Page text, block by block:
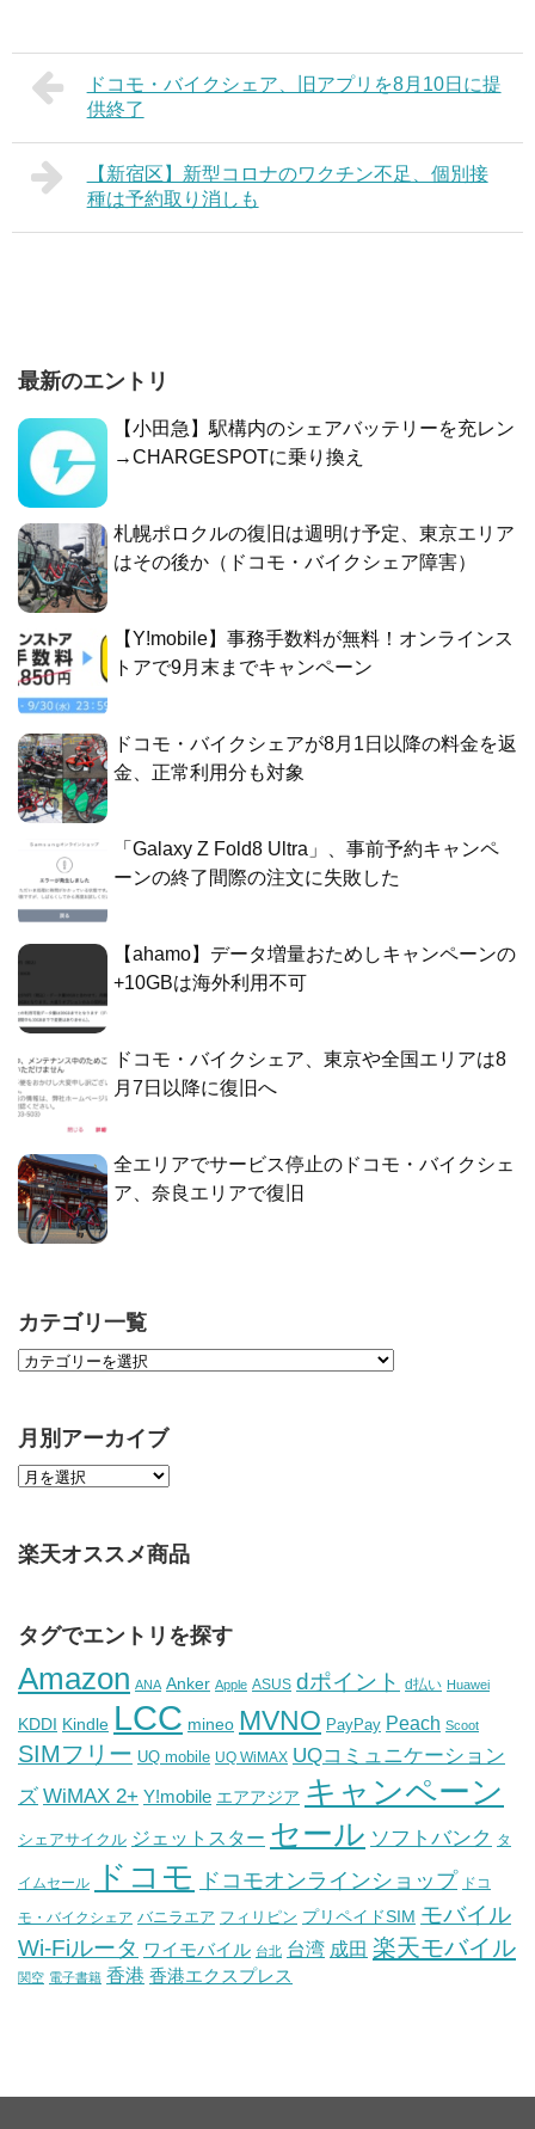
ドコモ・バイクシェア、旧アプリを8月10日に提
供終了
【新宿区】新型コロナのワクチン不足、個別接
種は予約取り消しも
最新のエントリ
【小田急】駅構内のシェアバッテリーを充レン
→CHARGESPOTに乗り換え
札幌ポロクルの復旧は週明け予定、東京エリア
はその後か（ドコモ・バイクシェア障害）
【Y!mobile】事務手数料が無料！オンラインス
トアで9月末までキャンペーン
ドコモ・バイクシェアが8月1日以降の料金を返
金、正常利用分も対象
「Galaxy Z Fold8 Ultra」、事前予約キャンペ
ーンの終了間際の注文に失敗した
【ahamo】データ増量おためしキャンペーンの
+10GBは海外利用不可
ドコモ・バイクシェア、東京や全国エリアは8
月7日以降に復旧へ
全エリアでサービス停止のドコモ・バイクシェ
ア、奈良エリアで復旧
カテゴリ一覧
月別アーカイブ
楽天オススメ商品
タグでエントリを探す
Amazon ANA Anker Apple ASUS dポイント d払い Huawei
KDDI Kindle LCC mineo MVNO PayPay Peach Scoot
SIMフリー UQ mobile UQ WiMAX UQコミュニケーション
ズ WiMAX 2+ Y!mobile エアアジア キャンペーン
シェアサイクル ジェットスター セール ソフトバンク タ
イムセール ドコモ ドコモオンラインショップ ドコ
モ・バイクシェア バニラエア フィリピン プリペイドSIM モバイル
Wi-Fiルータ ワイモバイル 台北 台湾 成田 楽天モバイル
関空 電子書籍 香港 香港エクスプレス